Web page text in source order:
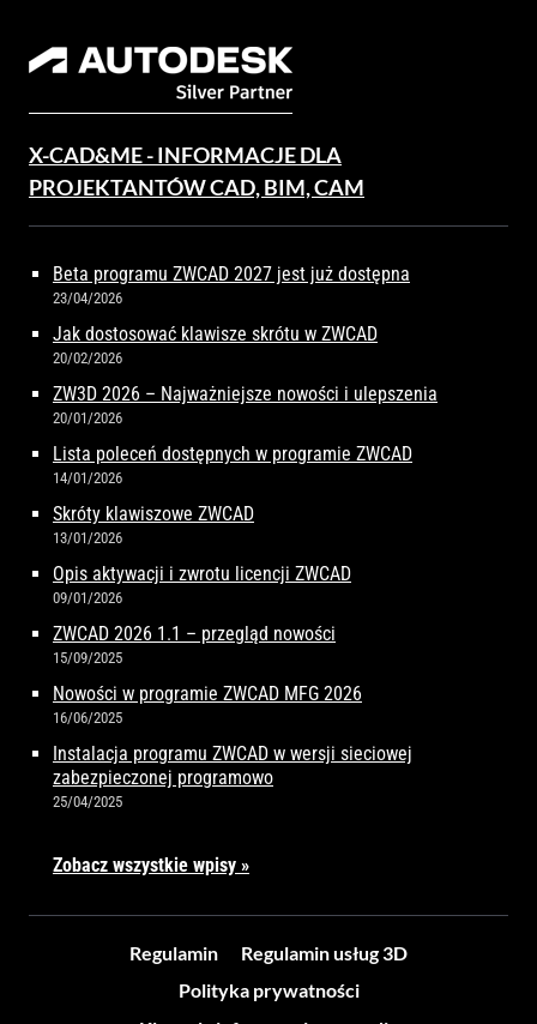
X-CAD&ME - INFORMACJE DLA
PROJEKTANTÓW CAD, BIM, CAM
Beta programu ZWCAD 2027 jest już dostępna
23/04/2026
Jak dostosować klawisze skrótu w ZWCAD
20/02/2026
ZW3D 2026 – Najważniejsze nowości i ulepszenia
20/01/2026
Lista poleceń dostępnych w programie ZWCAD
14/01/2026
Skróty klawiszowe ZWCAD
13/01/2026
Opis aktywacji i zwrotu licencji ZWCAD
09/01/2026
ZWCAD 2026 1.1 – przegląd nowości
15/09/2025
Nowości w programie ZWCAD MFG 2026
16/06/2025
Instalacja programu ZWCAD w wersji sieciowej
zabezpieczonej programowo
25/04/2025
Zobacz wszystkie wpisy »
Regulamin
Regulamin usług 3D
Polityka prywatności